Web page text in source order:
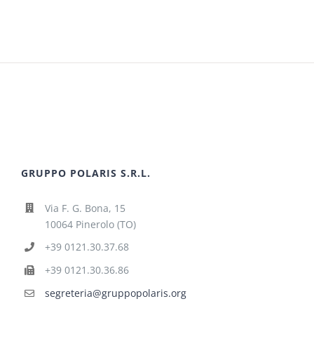
GRUPPO POLARIS S.R.L.
Via F. G. Bona, 15
10064 Pinerolo (TO)
+39 0121.30.37.68
+39 0121.30.36.86
segreteria@gruppopolaris.org